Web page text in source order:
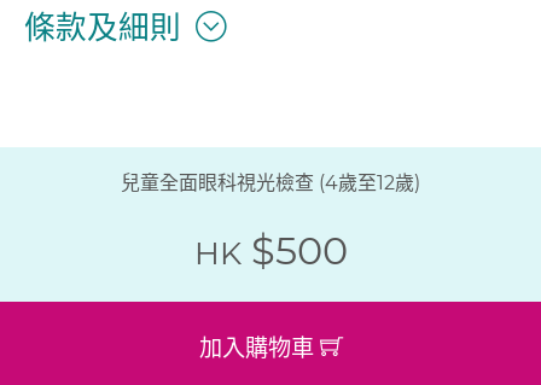
條款及細則
兒童全面眼科視光檢查 (4歲至12歲)
HK $500
加入購物車